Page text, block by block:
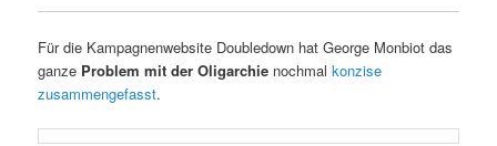
Für die Kampagnenwebsite Doubledown hat George Monbiot das
ganze Problem mit der Oligarchie nochmalkonzise
zusammengefasst.